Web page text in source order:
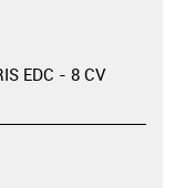
EDC - 8 CV